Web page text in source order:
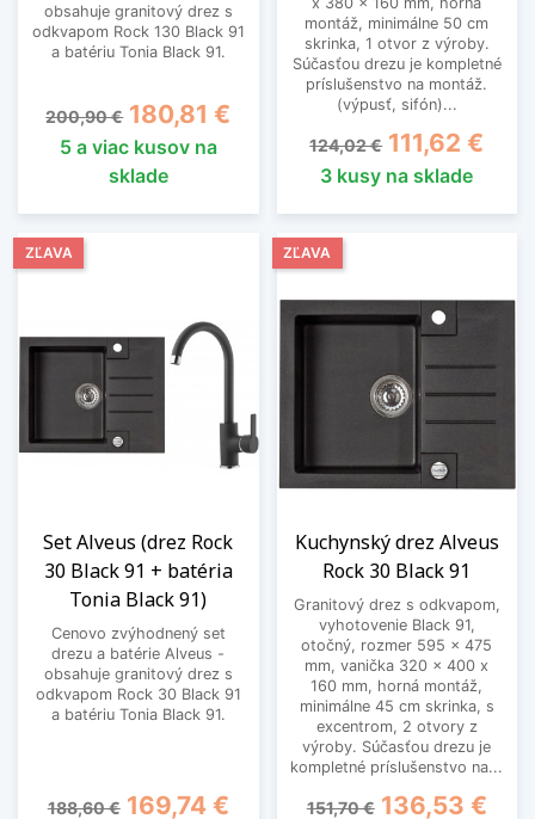
obsahuje granitový drez s
odkvapom Rock 130 Black 91
a batériu Tonia Black 91.
Základná cena
200,90 € Cena
180,81 €
5 a viac kusov na
sklade
montáž, minimálne 50 cm
skrinka, 1 otvor z výroby.
Súčasťou drezu je kompletné
príslušenstvo na montáž.
(výpusť, sifón)...
Základná cena
124,02 € Cena
111,62 €
3 kusy na sklade
Set Alveus (drez Rock
30 Black 91 + batéria
Tonia Black 91)
Cenovo zvýhodnený set
drezu a batérie Alveus -
obsahuje granitový drez s
odkvapom Rock 30 Black 91
a batériu Tonia Black 91.
Základná cena
188,60 € Cena
169,74 €
ZĽAVA
Kuchynský drez Alveus
Rock 30 Black 91
Granitový drez s odkvapom,
vyhotovenie Black 91,
otočný, rozmer 595 x 475
mm, vanička 320 x 400 x
160 mm, horná montáž,
minimálne 45 cm skrinka, s
excentrom, 2 otvory z
výroby. Súčasťou drezu je
kompletné príslušenstvo na...
Základná cena
151,70 € Cena
136,53 €
ZĽAVA